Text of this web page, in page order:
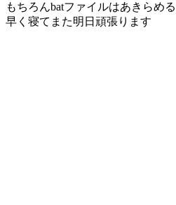
もちろんbatファイルはあきらめ
早く寝てまた明日頑張ります